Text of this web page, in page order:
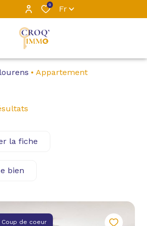
0 Fr
Flourens Appartement
la fiche
bien
Coup de coeur